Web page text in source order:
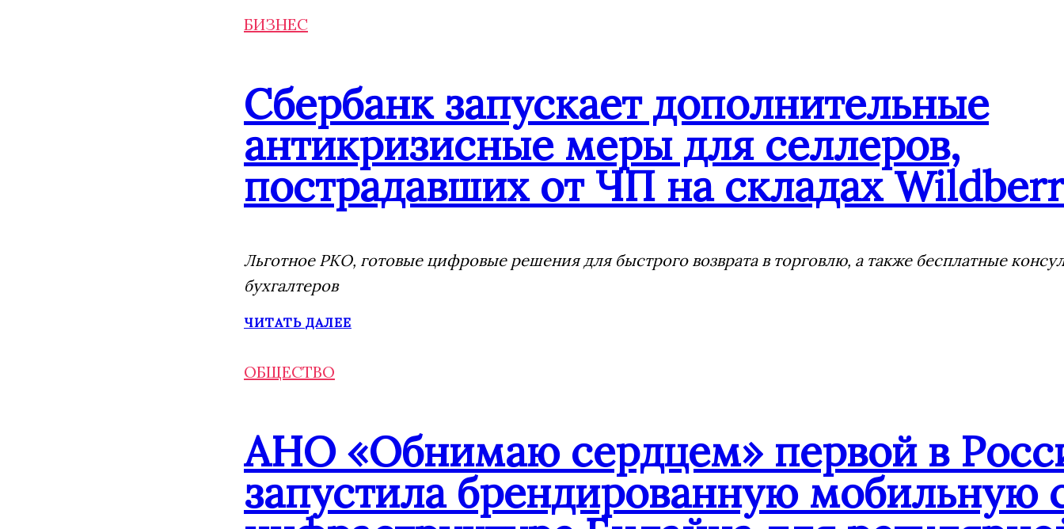
БИЗНЕС
Сбербанк запускает дополнительные
антикризисные меры для селлеров,
пострадавших от ЧП на складах
Льготное РКО, готовые цифровые решения для быстрого возврата в торговлю, а также бесплатные
бухгалтеров
ЧИТАТЬ ДАЛЕЕ
ОБЩЕСТВО
АНО «Обнимаю сердцем» первой в
запустила брендированную мобильную